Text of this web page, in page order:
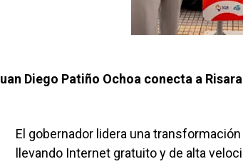
Diego Patiño Ochoa conecta a
El gobernador lidera una
llevando Internet gratuito y de alta